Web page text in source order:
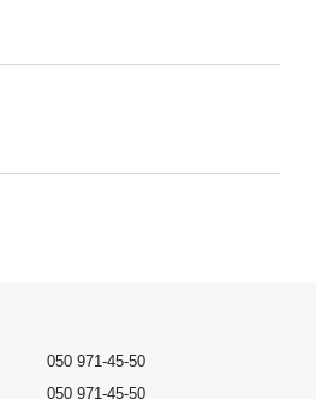
050 971-45-50
050 971-45-50